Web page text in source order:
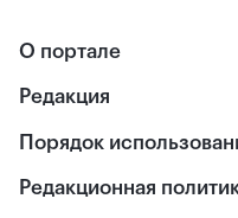
О портале
Редакция
Порядок
Редакционная